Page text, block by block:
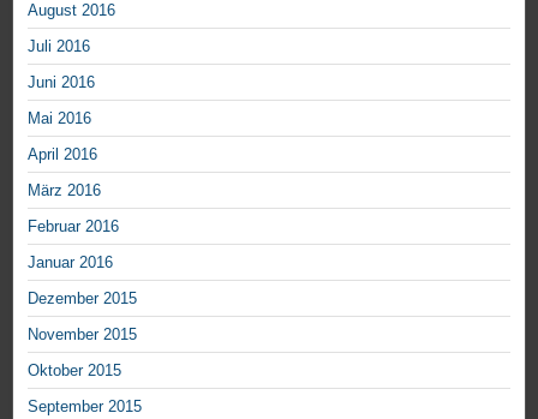
August 2016
Juli 2016
Juni 2016
Mai 2016
April 2016
März 2016
Februar 2016
Januar 2016
Dezember 2015
November 2015
Oktober 2015
September 2015